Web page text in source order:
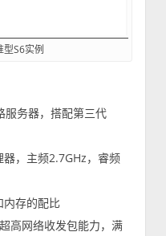
型S6实例
服务器，搭配第三代
，主频2.7GHz，睿频
存的配比
高网络收发包能力，满